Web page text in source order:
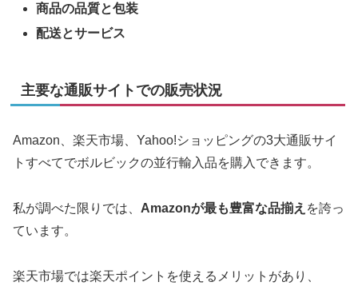
商品の品質と包装
配送とサービス
主要な通販サイトでの販売状況
Amazon、楽天市場、Yahoo!ショッピングの3大通販サイ
トすべてでボルビックの並行輸入品を購入できます。
私が調べた限りでは、 Amazonが最も豊富な品揃え を誇っ
ています。
楽天市場では楽天ポイントを使えるメリットがあり、